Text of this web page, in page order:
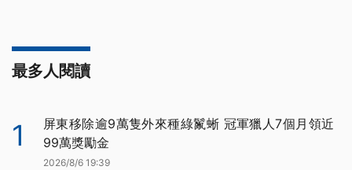
最多人閱讀
1
屏東移除逾9萬隻外來種綠鬣蜥 冠軍獵人7個月領近
99萬獎勵金
2026/8/6 19:39